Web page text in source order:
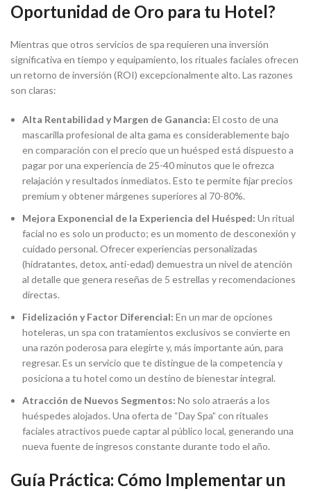
Oportunidad de Oro para tu Hotel?
Mientras que otros servicios de spa requieren una inversión
significativa en tiempo y equipamiento, los rituales faciales ofrecen
un retorno de inversión (ROI) excepcionalmente alto. Las razones
son claras:
Alta Rentabilidad y Margen de Ganancia: El costo de una
mascarilla profesional de alta gama es considerablemente bajo
en comparación con el precio que un huésped está dispuesto a
pagar por una experiencia de 25-40 minutos que le ofrezca
relajación y resultados inmediatos. Esto te permite fijar precios
premium y obtener márgenes superiores al 70-80%.
Mejora Exponencial de la Experiencia del Huésped: Un ritual
facial no es solo un producto; es un momento de desconexión y
cuidado personal. Ofrecer experiencias personalizadas
(hidratantes, detox, anti-edad) demuestra un nivel de atención
al detalle que genera reseñas de 5 estrellas y recomendaciones
directas.
Fidelización y Factor Diferencial: En un mar de opciones
hoteleras, un spa con tratamientos exclusivos se convierte en
una razón poderosa para elegirte y, más importante aún, para
regresar. Es un servicio que te distingue de la competencia y
posiciona a tu hotel como un destino de bienestar integral.
Atracción de Nuevos Segmentos: No solo atraerás a los
huéspedes alojados. Una oferta de “Day Spa” con rituales
faciales atractivos puede captar al público local, generando una
nueva fuente de ingresos constante durante todo el año.
Guía Práctica: Cómo Implementar un